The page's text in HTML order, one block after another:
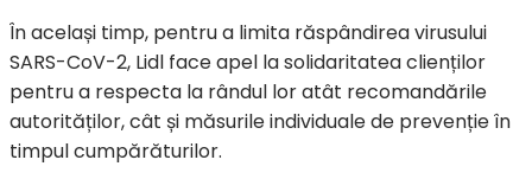
În același timp, pentru a limita răspândirea virusului
SARS-CoV-2, Lidl face apel la solidaritatea clienților
pentru a respecta la rândul lor atât recomandările
autorităților, cât și măsurile individuale de prevenție în
timpul cumpărăturilor.